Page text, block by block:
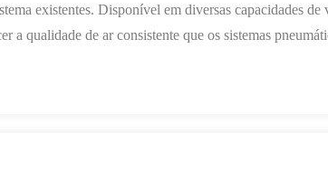
existentes. Disponível em diversas capacidades
a qualidade de ar consistente que os sistemas